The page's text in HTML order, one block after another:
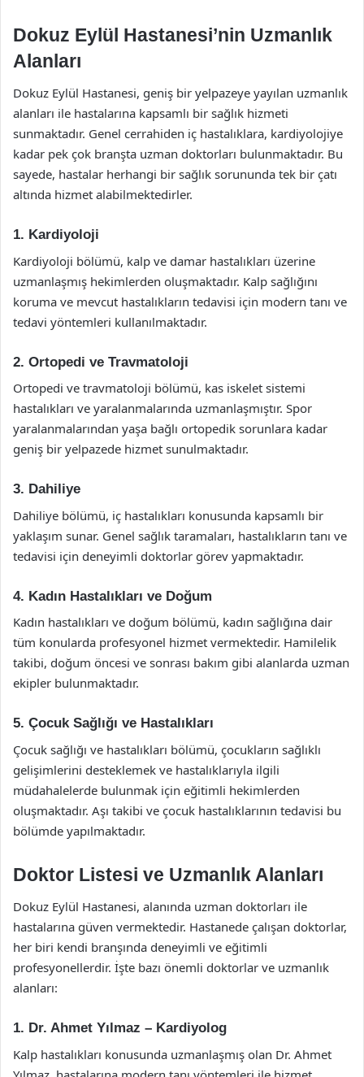
Dokuz Eylül Hastanesi’nin Uzmanlık
Alanları
Dokuz Eylül Hastanesi, geniş bir yelpazeye yayılan uzmanlık
alanları ile hastalarına kapsamlı bir sağlık hizmeti
sunmaktadır. Genel cerrahiden iç hastalıklara, kardiyolojiye
kadar pek çok branşta uzman doktorları bulunmaktadır. Bu
sayede, hastalar herhangi bir sağlık sorununda tek bir çatı
altında hizmet alabilmektedirler.
1. Kardiyoloji
Kardiyoloji bölümü, kalp ve damar hastalıkları üzerine
uzmanlaşmış hekimlerden oluşmaktadır. Kalp sağlığını
koruma ve mevcut hastalıkların tedavisi için modern tanı ve
tedavi yöntemleri kullanılmaktadır.
2. Ortopedi ve Travmatoloji
Ortopedi ve travmatoloji bölümü, kas iskelet sistemi
hastalıkları ve yaralanmalarında uzmanlaşmıştır. Spor
yaralanmalarından yaşa bağlı ortopedik sorunlara kadar
geniş bir yelpazede hizmet sunulmaktadır.
3. Dahiliye
Dahiliye bölümü, iç hastalıkları konusunda kapsamlı bir
yaklaşım sunar. Genel sağlık taramaları, hastalıkların tanı ve
tedavisi için deneyimli doktorlar görev yapmaktadır.
4. Kadın Hastalıkları ve Doğum
Kadın hastalıkları ve doğum bölümü, kadın sağlığına dair
tüm konularda profesyonel hizmet vermektedir. Hamilelik
takibi, doğum öncesi ve sonrası bakım gibi alanlarda uzman
ekipler bulunmaktadır.
5. Çocuk Sağlığı ve Hastalıkları
Çocuk sağlığı ve hastalıkları bölümü, çocukların sağlıklı
gelişimlerini desteklemek ve hastalıklarıyla ilgili
müdahalelerde bulunmak için eğitimli hekimlerden
oluşmaktadır. Aşı takibi ve çocuk hastalıklarının tedavisi bu
bölümde yapılmaktadır.
Doktor Listesi ve Uzmanlık Alanları
Dokuz Eylül Hastanesi, alanında uzman doktorları ile
hastalarına güven vermektedir. Hastanede çalışan doktorlar,
her biri kendi branşında deneyimli ve eğitimli
profesyonellerdir. İşte bazı önemli doktorlar ve uzmanlık
alanları:
1. Dr. Ahmet Yılmaz – Kardiyolog
Kalp hastalıkları konusunda uzmanlaşmış olan Dr. Ahmet